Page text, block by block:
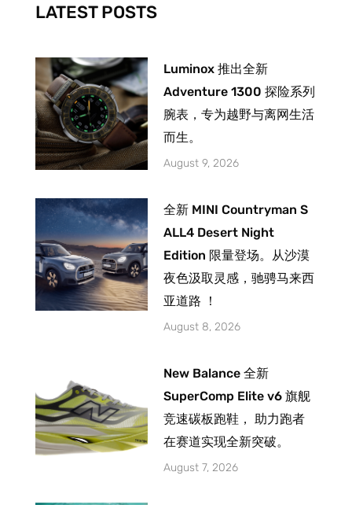
f
LATEST POSTS
Luminox 推出全新
Adventure 1300 探险系列
腕表，专为越野与离网生活
而生。
August 9, 2026
全新 MINI Countryman S
ALL4 Desert Night
Edition 限量登场。从沙漠
夜色汲取灵感，驰骋马来西
亚道路 ！
August 8, 2026
New Balance 全新
SuperComp Elite v6 旗舰
竞速碳板跑鞋， 助力跑者
在赛道实现全新突破。
August 7, 2026